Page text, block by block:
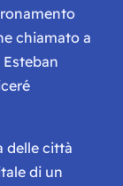
chiamato a
delle città
di un